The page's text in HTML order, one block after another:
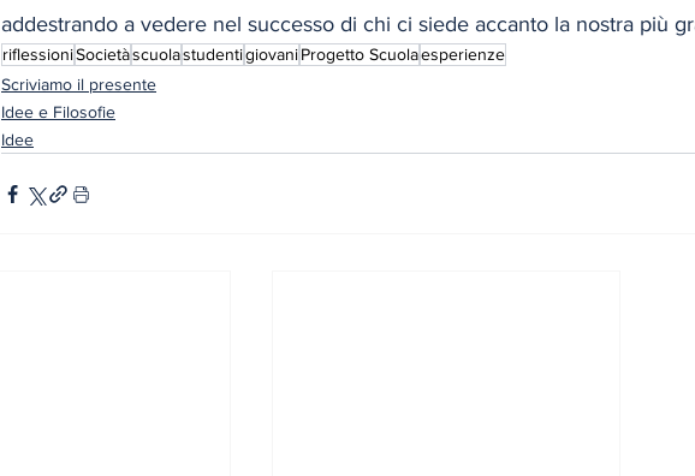
addestrando a vedere nel successo di chi ci siede accanto la nostra più
riflessioniSocietàscuolastudentigiovaniProgetto Scuolaesperienze
Scriviamo il presente
Idee e Filosofie
Idee